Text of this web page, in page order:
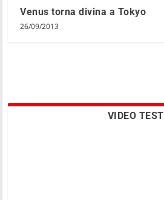
Venus torna divina a Tokyo
26/09/2013
VIDEO TEST